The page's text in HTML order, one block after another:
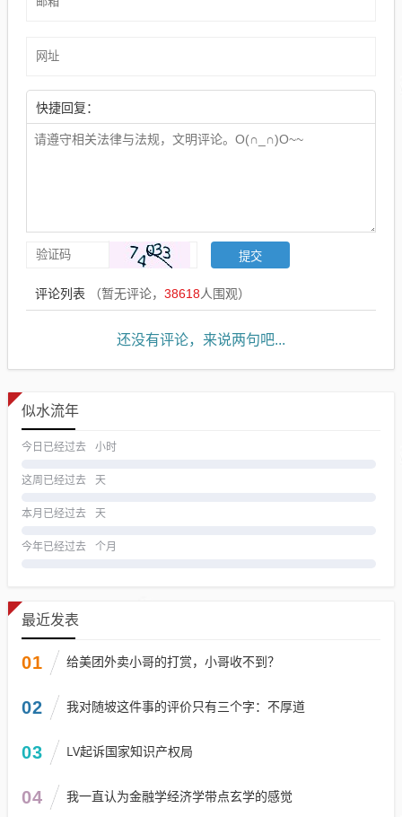
快捷回复：
评论列表 （暂无评论， 38618人围观）
还没有评论，来说两句吧...
似水流年
今日已经过去 小时
这周已经过去 天
本月已经过去 天
今年已经过去 个月
最近发表
01 给美团外卖小哥的打赏，小哥收不到？
02 我对随坡这件事的评价只有三个字：不厚道
03 LV起诉国家知识产权局
04 我一直认为金融学经济学带点玄学的感觉